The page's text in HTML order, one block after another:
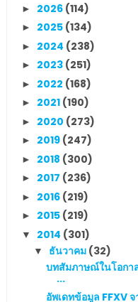
► 2026 (114)
► 2025 (134)
► 2024 (238)
► 2023 (251)
► 2022 (168)
► 2021 (190)
► 2020 (273)
► 2019 (247)
► 2018 (300)
► 2017 (236)
► 2016 (219)
► 2015 (219)
▼ 2014 (301)
▼ ธันวาคม (32)
บทสัมภาษณ์ในโอกา
...
อัพเดทข้อมูล FFXV